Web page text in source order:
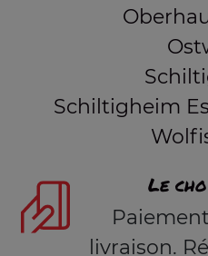
Schiltigheim
Le
livraison.